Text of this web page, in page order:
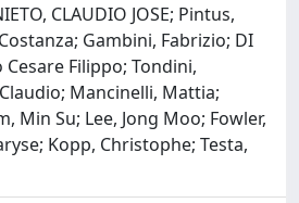
CLAUDIO JOSE; Pintus,
Gambini, Fabrizio; DI
Cesare Filippo; Tondini,
Mancinelli, Mattia;
Min Su; Lee, Jong Moo; Fowler,
Kopp, Christophe; Testa,